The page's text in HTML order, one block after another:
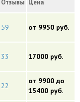
Отзывы Цена
59 от 9950 руб.
33 17000 руб.
22
от 9900 до
15400 руб.